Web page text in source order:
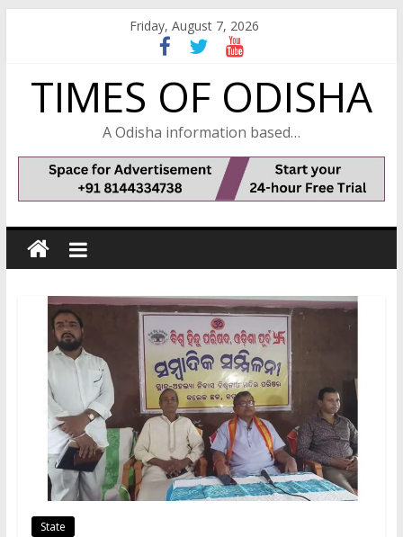
Friday, August 7, 2026
TIMES OF ODISHA
A Odisha information based…
State